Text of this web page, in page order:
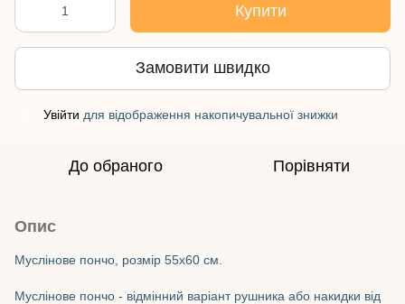
Купити
Замовити швидко
Увійти для відображення накопичувальної знижки
До обраного Порівняти
Опис
Муслінове пончо, розмір 55х60 см.
Муслінове пончо - відмінний варіант рушника або накидки від